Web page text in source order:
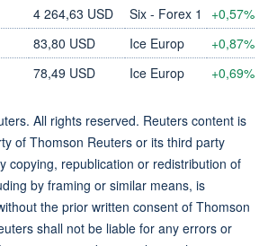
4 264,63 USD Six - Forex 1 +0,57%
83,80 USD Ice Europ +0,87%
78,49 USD Ice Europ +0,69%
All rights reserved. Reuters content is
of Thomson Reuters or its third party
copying, republication or redistribution of
by framing or similar means, is
the prior written consent of Thomson
shall not be liable for any errors or